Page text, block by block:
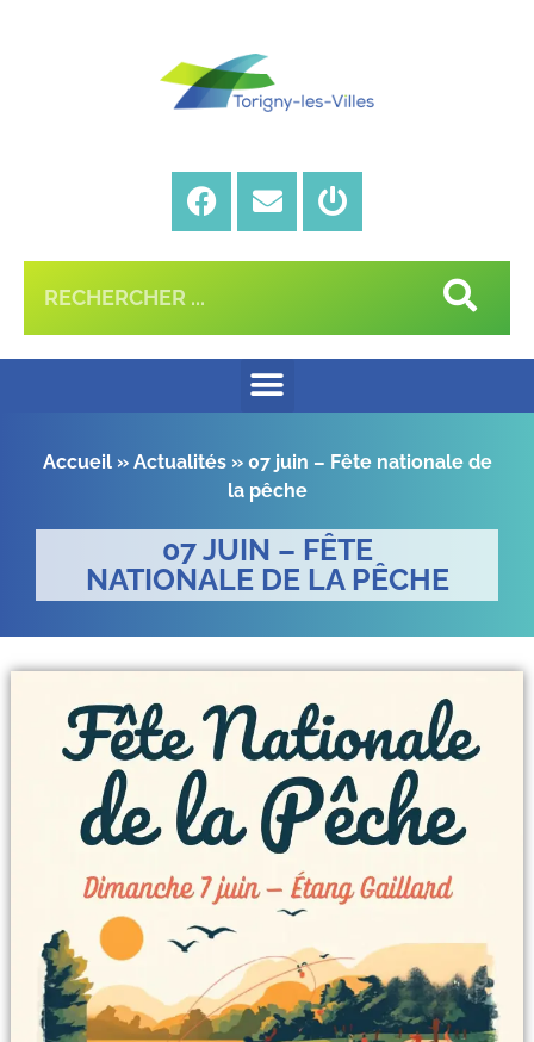
Accueil» Actualités» 07 juin – Fête nationale de
la pêche
07 JUIN – FÊTE
NATIONALE DE LA PÊCHE